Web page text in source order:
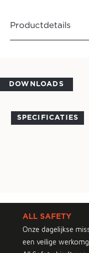
Productdetails
DOWNLOADS
SPECIFICATIES
ALL SAFETY
Onze dagelijkse
een veilige